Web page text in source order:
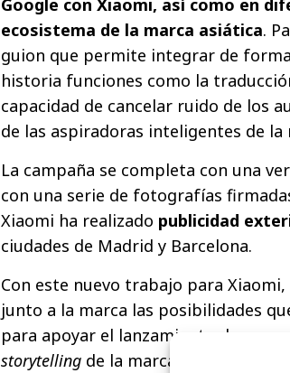
Google con Xiaomi, así como en
ecosistema de la marca asiática.
guion que permite integrar de
historia funciones como la
capacidad de cancelar ruido de los
de las aspiradoras inteligentes de la
La campaña se completa con una
con una serie de fotografías
Xiaomi ha realizado publicidad
ciudades de Madrid y Barcelona.
Con este nuevo trabajo para
junto a la marca las posibilidades
para apoyar el lanzamiento de
storytelling de la marca en España.